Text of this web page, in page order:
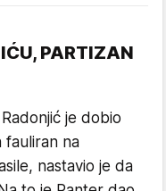
PARTIZAN
je dobio
fauliran na
nastavio je da